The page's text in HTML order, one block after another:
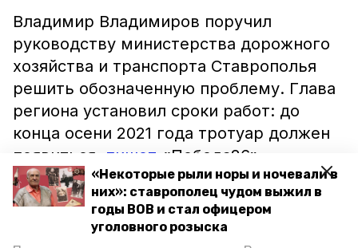
«Некоторые рыли норы и ночевали в
них»: ставрополец чудом выжил в
годы ВОВ и стал офицером
уголовного розыска
Владимир Владимиров поручил
руководству министерства дорожного
хозяйства и транспорта Ставрополья
решить обозначенную проблему. Глава
региона установил сроки работ: до
конца осени 2021 года тротуар должен
появиться, пишет «Победа26».
Другие вопросы ставропольцев
касались водоснабжения малых
населённых пунктов, газификации